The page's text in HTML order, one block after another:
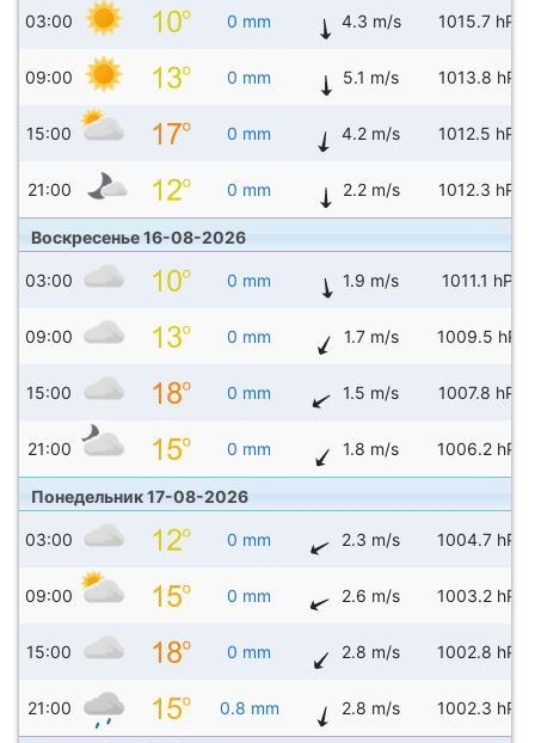
03:00 0 mm 4.3 m/s 1015.7 hPa
09:00 0 mm 5.1 m/s 1013.8 hPa
15:00 0 mm 4.2 m/s 1012.5 hPa
21:00 0 mm 2.2 m/s 1012.3 hPa
Воскресенье 16-08-2026
03:00 0 mm 1.9 m/s 1011.1 hPa
09:00 0 mm 1.7 m/s 1009.5 hPa
15:00 0 mm 1.5 m/s 1007.8 hPa
21:00 0 mm 1.8 m/s 1006.2 hPa
Понедельник 17-08-2026
03:00 0 mm 2.3 m/s 1004.7 hPa
09:00 0 mm 2.6 m/s 1003.2 hPa
15:00 0 mm 2.8 m/s 1002.8 hPa
21:00 0.8 mm 2.8 m/s 1002.3 hPa